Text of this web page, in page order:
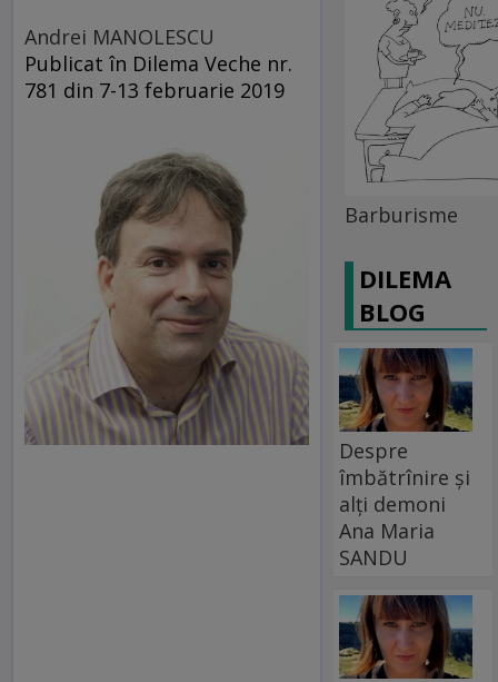
Andrei MANOLESCU
Publicat în Dilema Veche nr.
781 din 7-13 februarie 2019
Barburisme
DILEMA
BLOG
Despre
îmbătrînire și
alți demoni
Ana Maria
SANDU